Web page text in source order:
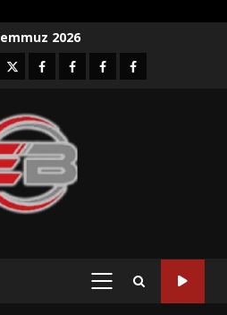
2026
twitterfacebook-Facebook-
Facebook-Facebook-
PRIMARY